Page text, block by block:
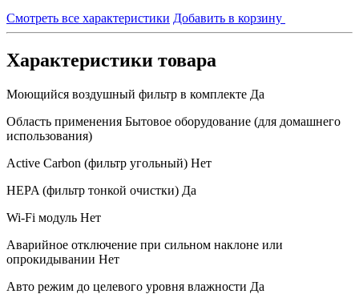
Смотреть все характеристики Добавить в корзину
Характеристики товара
Моющийся воздушный фильтр в комплекте Да
Область применения Бытовое оборудование (для домашнего
использования)
Active Carbon (фильтр угольный) Нет
HEPA (фильтр тонкой очистки) Да
Wi-Fi модуль Нет
Аварийное отключение при сильном наклоне или
опрокидывании Нет
Авто режим до целевого уровня влажности Да